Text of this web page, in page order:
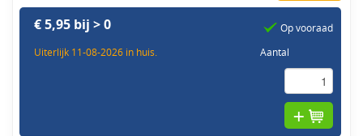
€ 5,95 bij > 0
Uiterlijk 11-08-2026 in huis.
Op vooraad
Aantal